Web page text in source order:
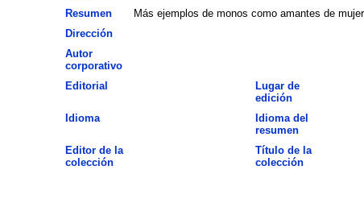
Resumen
Más ejemplos de monos como amantes de
Dirección
Autor
corporativo
Editorial
Lugar de
edición
Idioma
Idioma del
resumen
Editor de la
colección
Título de la
colección